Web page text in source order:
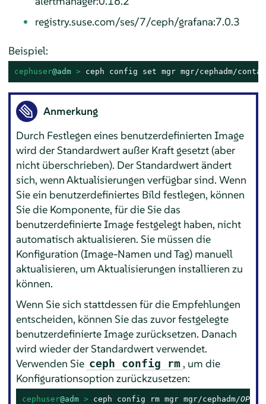
registry.suse.com/ses/7/ceph/grafana:7.0.3
Beispiel:
cephuser@adm > ceph config set mgr mgr/cephadm/
Anmerkung
Durch Festlegen eines benutzerdefinierten Image
wird der Standardwert außer Kraft gesetzt (aber
nicht überschrieben). Der Standardwert ändert
sich, wenn Aktualisierungen verfügbar sind. Wenn
Sie ein benutzerdefiniertes Bild festlegen, können
Sie die Komponente, für die Sie das
benutzerdefinierte Image festgelegt haben, nicht
automatisch aktualisieren. Sie müssen die
Konfiguration (Image-Namen und Tag) manuell
aktualisieren, um Aktualisierungen installieren zu
können.
Wenn Sie sich stattdessen für die Empfehlungen
entscheiden, können Sie das zuvor festgelegte
benutzerdefinierte Image zurücksetzen. Danach
wird wieder der Standardwert verwendet.
Verwenden Sie ceph config rm, um die
Konfigurationsoption zurückzusetzen:
cephuser@adm > ceph config rm mgr mgr/cephadm/